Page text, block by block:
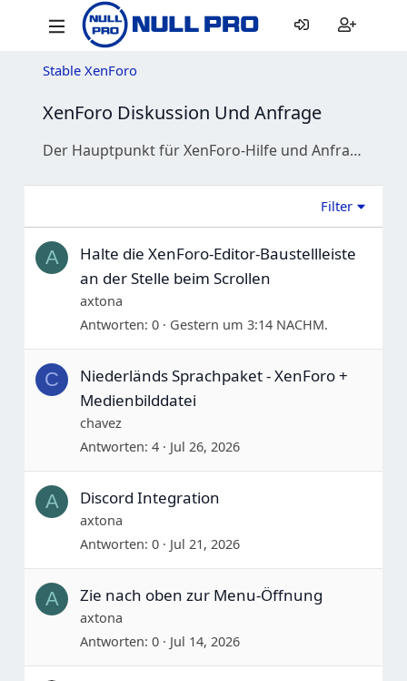
Stable XenForo
XenForo Diskussion Und Anfrage
Der Hauptpunkt für XenForo-Hilfe und Anfragen. Stell Fragen zu Installation, Verwaltung und fordere spezifische Addons oder Styles an.
Filter
A
Halte die XenForo-Editor-Baustellleiste
an der Stelle beim Scrollen
axtona
Antworten 0 Gestern um 3:14 NACHM.
C
Niederländs Sprachpaket - XenForo +
Medienbilddatei
chavez
Antworten 4 Jul 26, 2026
A Discord Integration
axtona
Antworten 0 Jul 21, 2026
A Zie nach oben zur Menu-Öffnung
axtona
Antworten 0 Jul 14, 2026